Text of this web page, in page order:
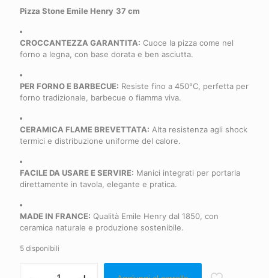
Pizza Stone Emile Henry 37 cm
CROCCANTEZZA GARANTITA: Cuoce la pizza come nel
forno a legna, con base dorata e ben asciutta.
PER FORNO E BARBECUE: Resiste fino a 450°C, perfetta per
forno tradizionale, barbecue o fiamma viva.
CERAMICA FLAME BREVETTATA: Alta resistenza agli shock
termici e distribuzione uniforme del calore.
FACILE DA USARE E SERVIRE: Manici integrati per portarla
direttamente in tavola, elegante e pratica.
MADE IN FRANCE: Qualità Emile Henry dal 1850, con
ceramica naturale e produzione sostenibile.
5 disponibili